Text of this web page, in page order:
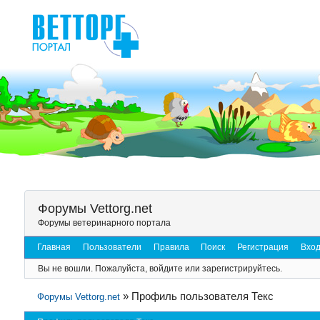
Форумы Vettorg.net
Форумы ветеринарного портала
Главная Пользователи Правила Поиск Регистрация Вход
Вы не вошли. Пожалуйста, войдите или зарегистрируйтесь.
Форумы Vettorg.net » Профиль пользователя Текс